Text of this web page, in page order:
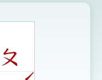
示
圖
ㄆ